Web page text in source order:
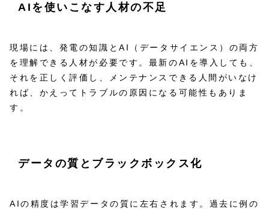
AIを使いこなす人材の不足
現場には、発電の知識とAI（データサイエンス）の両方
を理解できる人材が必要です。最新のAIを導入しても、
それを正しく評価し、メンテナンスできる人間がいなけ
れば、かえってトラブルの原因になる可能性もありま
す。
データの質とブラックボックス化
AIの精度は学習データの質に左右されます。過去に例の